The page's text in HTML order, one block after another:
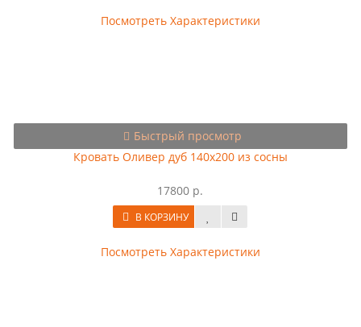
Посмотреть Характеристики
Быстрый просмотр
Кровать Оливер дуб 140х200 из сосны
17800 р.
В КОРЗИНУ
Посмотреть Характеристики